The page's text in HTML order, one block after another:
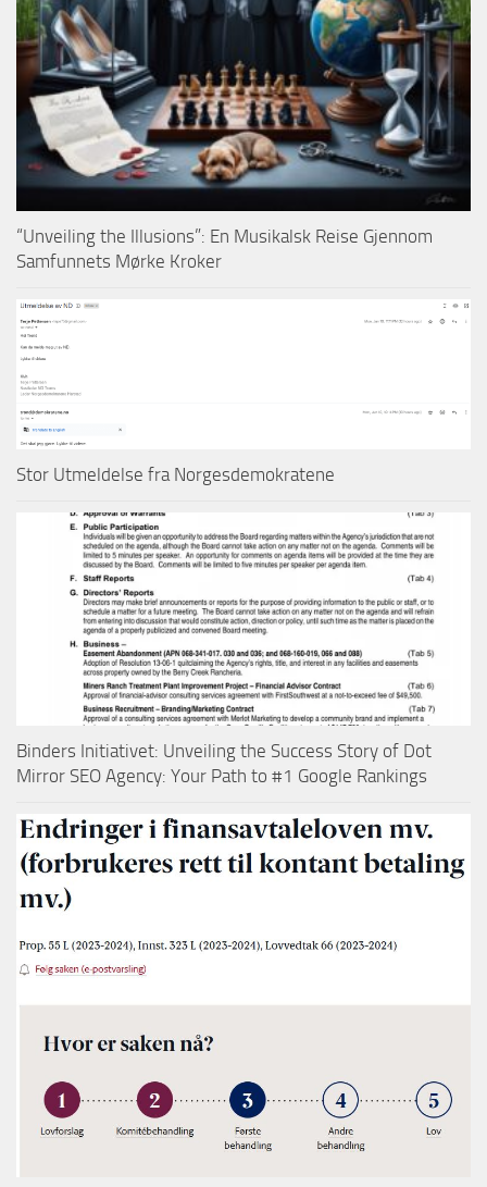
“Unveiling the Illusions”: En Musikalsk Reise Gjennom
Samfunnets Mørke Kroker
Stor Utmeldelse fra Norgesdemokratene
Binders Initiativet: Unveiling the Success Story of Dot
Mirror SEO Agency: Your Path to #1 Google Rankings